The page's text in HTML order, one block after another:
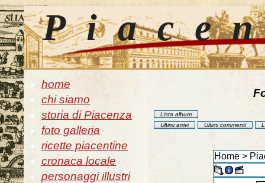
home
chi siamo
storia di Piacenza
foto galleria
ricette piacentine
cronaca locale
personaggi illustri
Lista album
Ultimi arrivi
Ultimi commenti
Home >